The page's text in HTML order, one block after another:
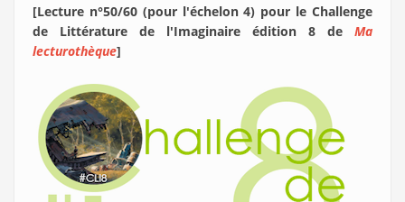
[Lecture n°50/60 (pour l'échelon 4) pour le Challenge
de Littérature de l'Imaginaire édition 8 de Ma
lecturothèque]